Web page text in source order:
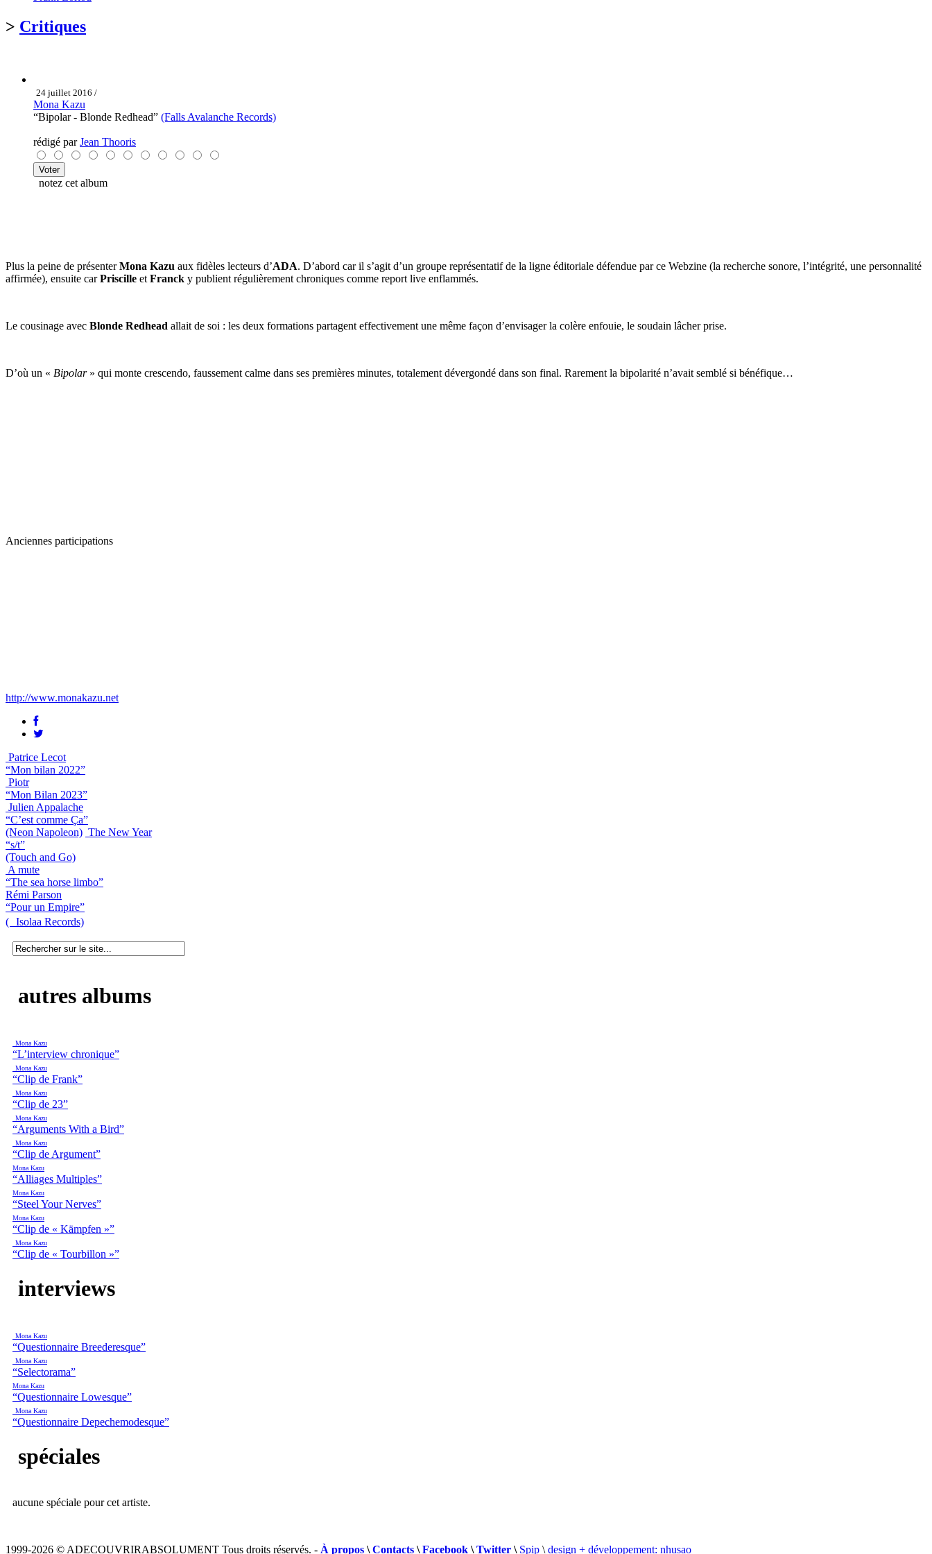
> Critiques
24 juillet 2016 /
Mona Kazu
“Bipolar - Blonde Redhead” (Falls Avalanche Records)
rédigé parJean Thooris
notez cet album
Plus la peine de présenterMona Kazu aux fidèles lecteurs d’ADA. D’abord car il s’agit d’un groupe représentatif de la ligne éditoriale défendue par ce Webzine (la recherche sonore, l’intégrité, une personnalité
affirmée), ensuite carPriscille et Franck y publient régulièrement chroniques comme report live enflammés.
Le cousinage avec Blonde Redhead allait de soi : les deux formations partagent effectivement une même façon d’envisager la colère enfouie, le soudain lâcher prise.
D’où un « Bipolar» qui monte crescendo, faussement calme dans ses premières minutes, totalement dévergondé dans son final. Rarement la bipolarité n’avait semblé si bénéfique…
Anciennes participations
http://www.monakazu.net
Patrice Lecot
“Mon bilan 2022”
Piotr
“Mon Bilan 2023”
Julien Appalache
“C’est comme Ça”
(Neon Napoleon) The New Year
“s/t”
(Touch and Go)
A mute
“The sea horse limbo”
Rémi Parson
“Pour un Empire”
( Isolaa Records)
autres albums
Mona Kazu
“L’interview chronique”
Mona Kazu
“Clip de Frank”
Mona Kazu
“Clip de 23”
Mona Kazu
“Arguments With a Bird”
Mona Kazu
“Clip de Argument”
Mona Kazu
“Alliages Multiples”
Mona Kazu
“Steel Your Nerves”
Mona Kazu
“Clip de « Kämpfen »”
Mona Kazu
“Clip de « Tourbillon »”
interviews
Mona Kazu
“Questionnaire Breederesque”
Mona Kazu
“Selectorama”
Mona Kazu
“Questionnaire Lowesque”
Mona Kazu
“Questionnaire Depechemodesque”
spéciales
aucune spéciale pour cet artiste.
1999-2026 © ADECOUVRIRABSOLUMENT Tous droits réservés. - À propos \Contacts \Facebook \Twitter \ Spip \ design + développement: nhusao